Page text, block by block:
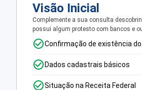
Visão Inicial
Complemente a sua consulta
possui algum protesto com bancos e
Confirmação de existência do
Dados cadastrais básicos
Situação na Receita Federal